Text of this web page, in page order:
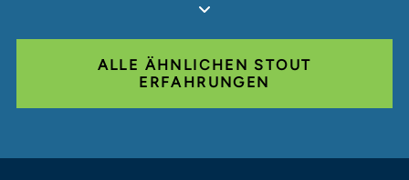
ALLE ÄHNLICHEN STOUT
ERFAHRUNGEN